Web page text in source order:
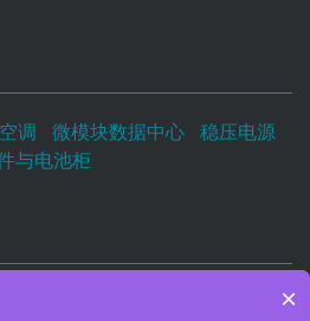
调 微模块数据中心
稳压电源
与电池柜
×